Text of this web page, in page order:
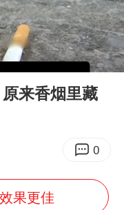
法国下周开始禁止未经同意的电话营销
陆地点更新
巡查组提问 工作人员偷用手机查答案
受10万获刑1年
贵州轮胎子公司获美国退税8136万
13:23
来香烟里藏
0
果更佳